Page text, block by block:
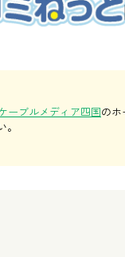
ーブルメディア四国のホ